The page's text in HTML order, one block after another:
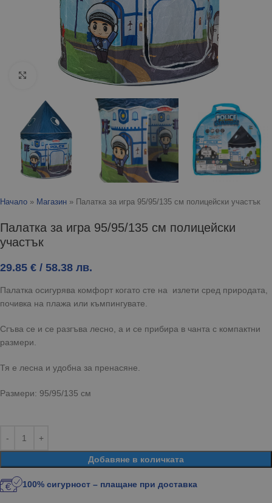
Click to enlarge
Начало » Магазин » Палатка за игра 95/95/135 см полицейски участък
Палатка за игра 95/95/135 см полицейски
участък
29.85 € / 58.38 лв.
Палатка осигурява комфорт когато сте на излети сред природата,
почивка на плажа или къмпингувате.
Сгъва се и се разгъва лесно, а и се прибира в чанта с компактни
размери.
Тя е лесна и удобна за пренасяне.
Размери: 95/95/135 см
Добавяне в количката
100% сигурност – плащане при доставка